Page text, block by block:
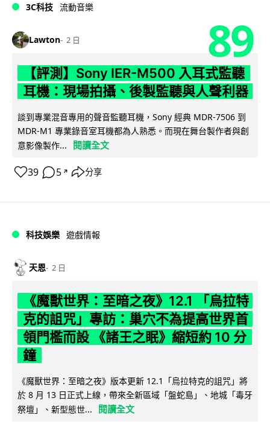
3C科技 流動音樂
Lawton 2 日 89
【評測】Sony IER-M500 入耳式監聽
耳機：現場拍攝、後製監聽與人聲利器
談到專業混音專用的聲音監聽耳機，Sony 經典 MDR-7506 到
MDR-M1 專業錄音室耳機都為人熟悉。而現在舞台製作者與創
意影像製作...
閱讀全文
39 5 ↗ 分享
科技娛樂 遊戲情報
天恩 2 日
《魔獸世界：至暗之夜》12.1 「烏拉特
克的詛咒」專訪：巢穴不為提高世界首
領門檻而設 《諸王之眠》縮短約 10 分
鐘
《魔獸世界：至暗之夜》版本更新 12.1「烏拉特克的詛咒」將
於 8 月 13 日正式上線，帶來全新區域「盤蛇島」、地城「毒牙
祭壇」、新型態世...
閱讀全文